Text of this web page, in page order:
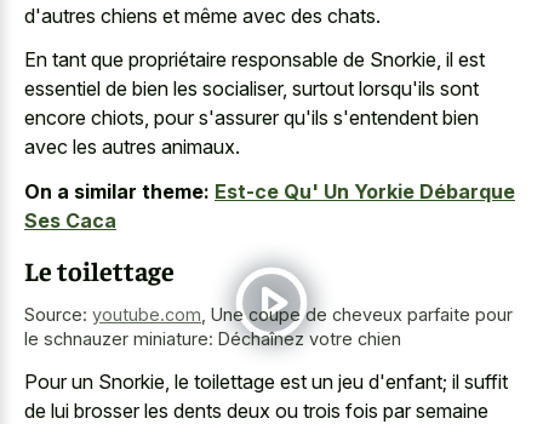
d'autres chiens et même avec des chats.
En tant que propriétaire responsable de Snorkie, il est
essentiel de bien les socialiser, surtout lorsqu'ils sont
encore chiots, pour s'assurer qu'ils s'entendent bien
avec les autres animaux.
On a similar theme: Est-ce Qu' Un Yorkie Débarque
Ses Caca
Le toilettage
Source: youtube.com Une coupe de cheveux parfaite pour
le schnauzer miniature: Déchaînez votre chien
Pour un Snorkie, le toilettage est un jeu d'enfant; il suffit
de lui brosser les dents deux ou trois fois par semaine